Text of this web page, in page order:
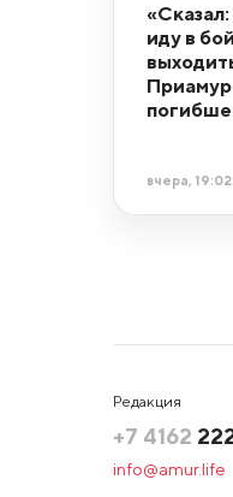
иду в
вчера, 19:02
Редакция
+7 4162
info@amur.life